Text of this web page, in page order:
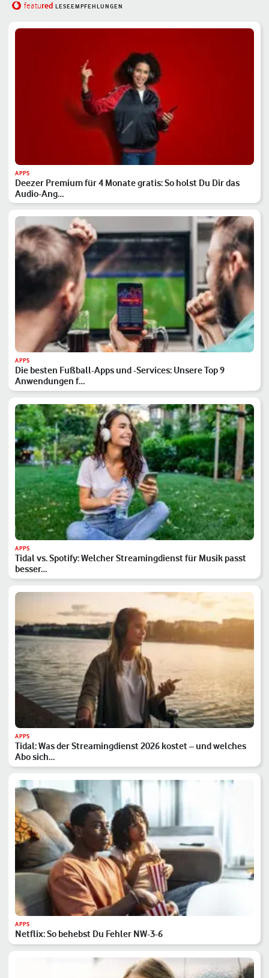
featured LESEEMPFEHLUNGEN
APPS
Deezer Premium für 4 Monate gratis: So holst Du Dir das
Audio-Ang…
APPS
Die besten Fußball-Apps und -Services: Unsere Top 9
Anwendungen f…
APPS
Tidal vs. Spotify: Welcher Streamingdienst für Musik passt
besser…
APPS
Tidal: Was der Streamingdienst 2026 kostet – und welches
Abo sich…
APPS
Netflix: So behebst Du Fehler NW-3-6